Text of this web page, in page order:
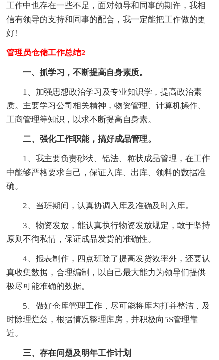
工作中也存在一些不足，面对领导和同事的期许，我相
信有领导的支持和同事的配合，我一定能把工作做的更
好!
管理员仓储工作总结2
一、抓学习，不断提高自身素质。
1、加强思想政治学习及专业知识学，提高政治素
质。主要学习公司相关精神，物资管理、计算机操作、
工商管理等知识，以求不断提高自身素。
二、强化工作职能，搞好成品管理。
1、我主要负责砂状、铝法、粒状成品管理，在工作
中能够严格要求自己，保证入库、出库、领料的数据准
确。
2、当班期间，认真协调入库及准确及时入库。
3、物资发放，能认真执行物资发放规定，敢于坚持
原则不徇私情，保证成品发货的准确性。
4、报表制作，四点班除了提高发货效率外，还要认
真收集数据，合理编制，以自己最大能力为领导们提供
极尽可能准确的数据。
5、做好仓库管理工作，尽可能将库内打并整洁，及
时除理烂袋，根据情况整理库房，并积极向5S管理靠
近。
三、存在问题及明年工作计划